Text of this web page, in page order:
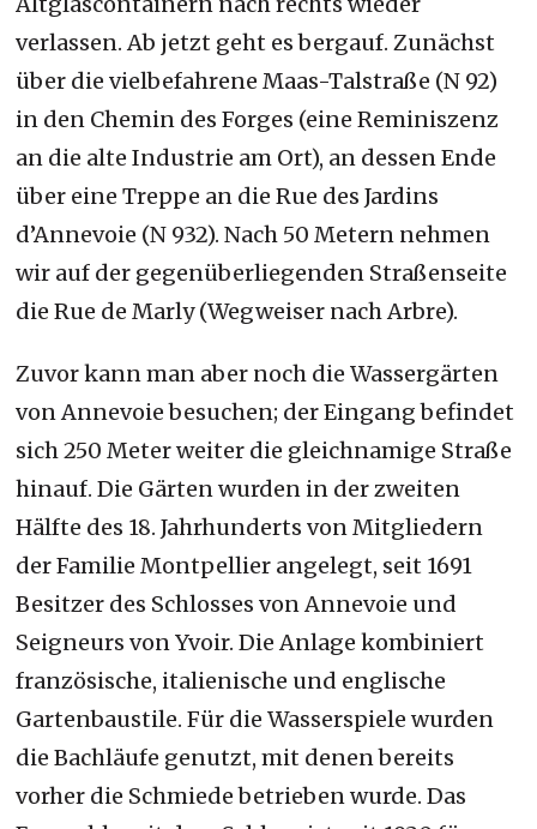
verlassen. Ab jetzt geht es bergauf. Zunächst
über die vielbefahrene Maas-Talstraße (N 92)
in den Chemin des Forges (eine Reminiszenz
an die alte Industrie am Ort), an dessen Ende
über eine Treppe an die Rue des Jardins
d’Annevoie (N 932). Nach 50 Metern nehmen
wir auf der gegenüberliegenden Straßenseite
die Rue de Marly (Wegweiser nach Arbre).
Zuvor kann man aber noch die Wassergärten
von Annevoie besuchen; der Eingang befindet
sich 250 Meter weiter die gleichnamige Straße
hinauf. Die Gärten wurden in der zweiten
Hälfte des 18. Jahrhunderts von Mitgliedern
der Familie Montpellier angelegt, seit 1691
Besitzer des Schlosses von Annevoie und
Seigneurs von Yvoir. Die Anlage kombiniert
französische, italienische und englische
Gartenbaustile. Für die Wasserspiele wurden
die Bachläufe genutzt, mit denen bereits
vorher die Schmiede betrieben wurde. Das